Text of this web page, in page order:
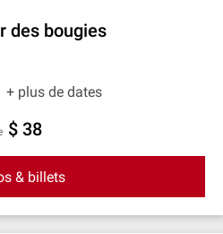
des bougies
+ plus de dates
$ 38
& billets